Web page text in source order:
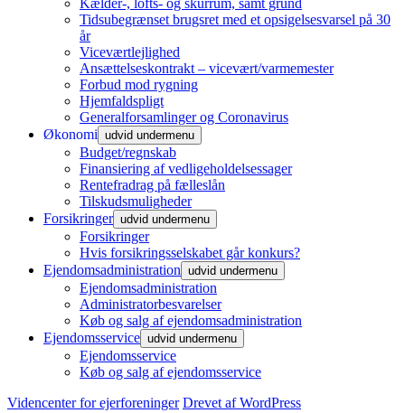
Kælder-, lofts- og skurrum, samt grund
Tidsubegrænset brugsret med et opsigelsesvarsel på 30
år
Viceværtlejlighed
Ansættelseskontrakt – vicevært/varmemester
Forbud mod rygning
Hjemfaldspligt
Generalforsamlinger og Coronavirus
Økonomi udvid undermenu
Budget/regnskab
Finansiering af vedligeholdelsessager
Rentefradrag på fælleslån
Tilskudsmuligheder
Forsikringer udvid undermenu
Forsikringer
Hvis forsikringsselskabet går konkurs?
Ejendomsadministration udvid undermenu
Ejendomsadministration
Administratorbesvarelser
Køb og salg af ejendomsadministration
Ejendomsservice udvid undermenu
Ejendomsservice
Køb og salg af ejendomsservice
Videncenter for ejerforeninger Drevet af WordPress